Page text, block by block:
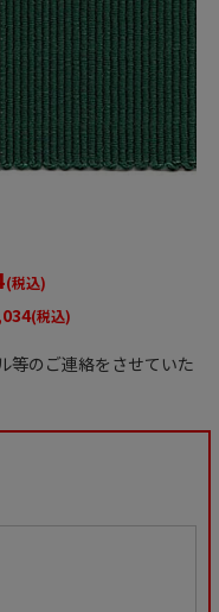
(税込)
(税込)
等のご連絡をさせていた